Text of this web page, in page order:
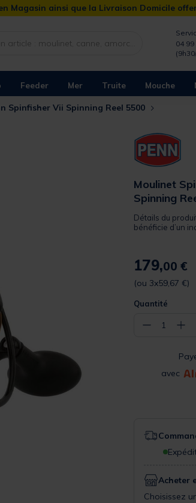
Magasin ainsi que la Livraison Domicile
04 99
Feeder Mer Truite Mouche
Spinfisher Vii Spinning Reel 5500
Moulinet
Spinning
Détails du
bénéficie d’un
179,00 €
(ou 3x59,67 €)
Quantité
− 1 +
avec
Acheter
Choisissez